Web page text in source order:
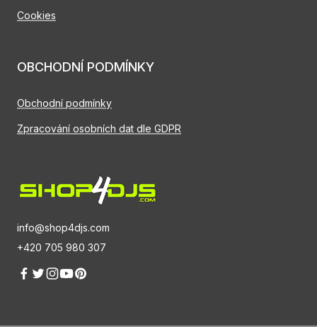
info@shop4djs.com
+420 705 980 307
Cookies
OBCHODNÍ PODMÍNKY
Obchodní podmínky
Zpracování osobních dat dle GDPR